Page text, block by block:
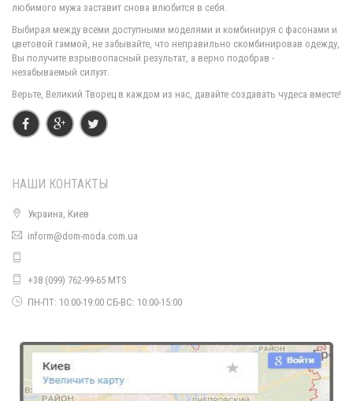
760.00грн.
Модная женская водолазка Ангора
любимого мужа заставит снова влюбится в себя.
Выбирая между всеми доступными моделями и комбинируя с фасонами и
цветовой гаммой, не забывайте, что неправильно скомбинировав одежду,
Вы получите взрывоопасный результат, а верно подобрав -
незабываемый силуэт.
Верьте, Великий Творец в каждом из нас, давайте создавать чудеса вместе!
НАШИ КОНТАКТЫ
Украина, Киев
inform@dom-moda.com.ua
+38 (099) 762-99-65 MTS
ПН-ПТ: 10:00-19:00 СБ-ВС: 10:00-15:00